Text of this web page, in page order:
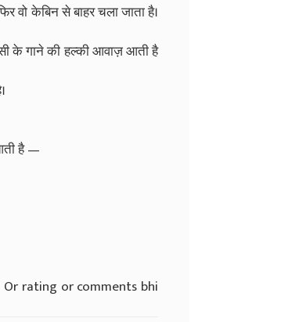
केबिन से बाहर चला जाता है।
के गाने की हल्की आवाज़ आती है
है —
rating or comments bhi